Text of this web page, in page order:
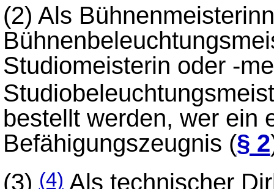
(2) Als
Studiomeisterin oder -
bestellt werden, wer ein
Befähigungszeugnis (§ 2
(3)(4)Als technischer